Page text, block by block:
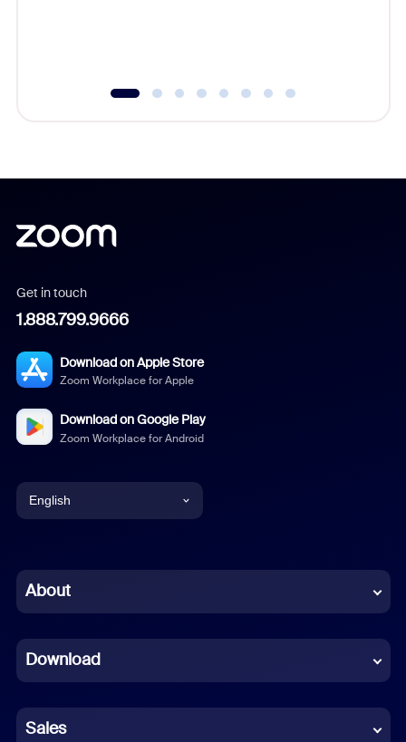
Get in touch
1.888.799.9666
Download on Apple Store
Zoom Workplace for Apple
Download on Google Play
Zoom Workplace for Android
English
Chinese (Simplified)
French
German
About
Download
Sales